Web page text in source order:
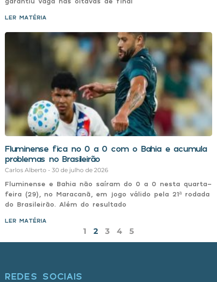
LER MATÉRIA »
Fluminense fica no 0 a 0 com o Bahia e acumula
problemas no Brasileirão
Carlos Alberto 30 de julho de 2026
Fluminense e Bahia não saíram do 0 a 0 nesta quarta-
feira (29), no Maracanã, em jogo válido pela 21ª rodada
do Brasileirão. Além do resultado
LER MATÉRIA »
1 2 3 4 5
REDES SOCIAIS